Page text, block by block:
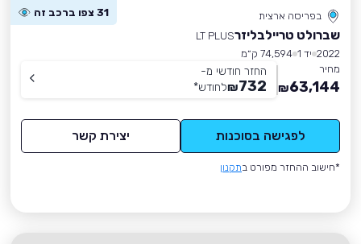
בפריסה ארצית 31 צפו ברכב זה
שברולט טריילבליזרLT PLUS
2022 יד 1
74,594 ק״מ
מחיר
63,144
₪
החזר חודשי מ-
732
₪לחודש*
לפגישה בסוכנות יצירת קשר
*חישוב ההחזר מפורט בתקנון